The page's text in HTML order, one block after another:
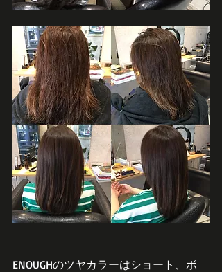
ENOUGHのツヤカラーはショート、ボ